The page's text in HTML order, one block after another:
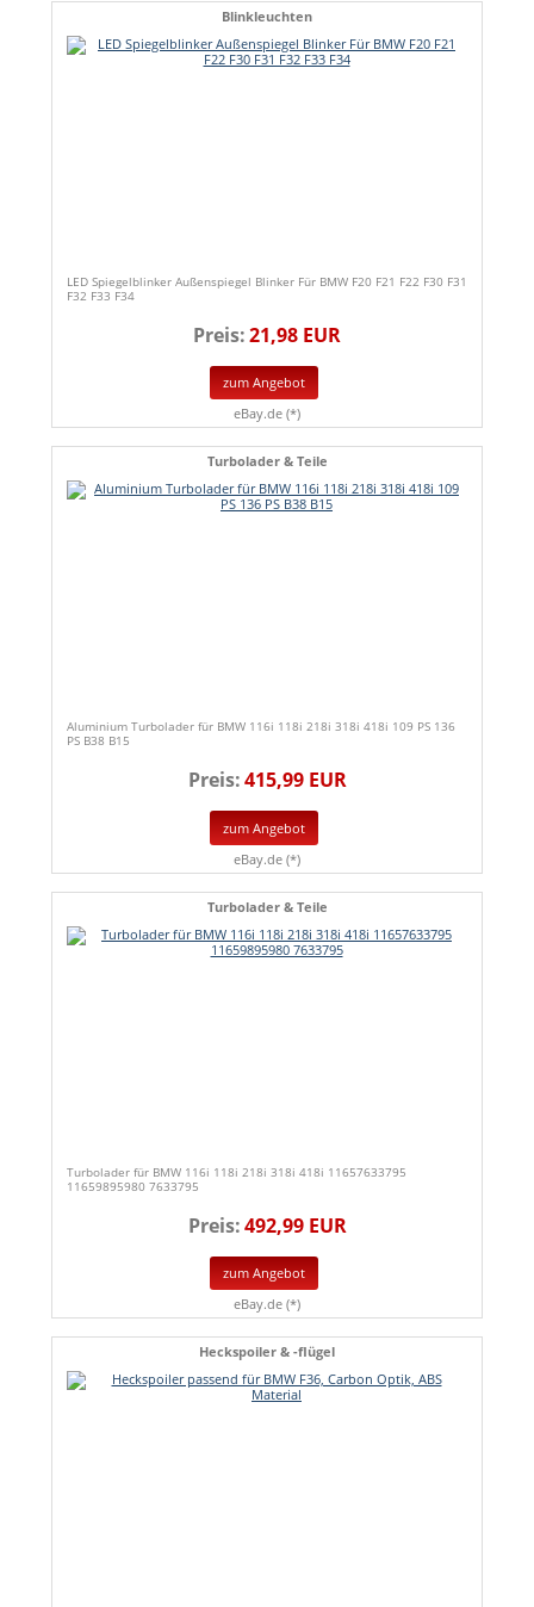
Blinkleuchten
LED Spiegelblinker Außenspiegel Blinker Für BMW F20 F21 F22 F30 F31
F32 F33 F34
Preis:21,98 EUR
zum Angebot
eBay.de (*)
Turbolader & Teile
Aluminium Turbolader für BMW 116i 118i 218i 318i 418i 109 PS 136
PS B38 B15
Preis:415,99 EUR
zum Angebot
eBay.de (*)
Turbolader & Teile
Turbolader für BMW 116i 118i 218i 318i 418i 11657633795
11659895980 7633795
Preis:492,99 EUR
zum Angebot
eBay.de (*)
Heckspoiler & -flügel